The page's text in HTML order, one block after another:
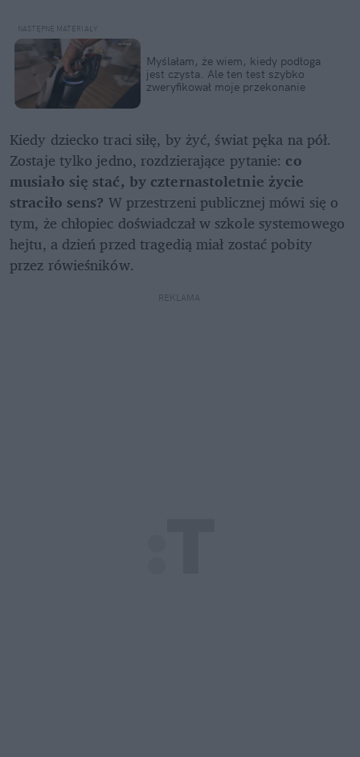
Myślałam, że wiem, kiedy podłoga
jest czysta. Ale ten test szybko
zweryfikował moje przekonanie
Kiedy dziecko traci siłę, by żyć, świat pęka na pół.
Zostaje tylko jedno, rozdzierające pytanie: co
musiało się stać, by czternastoletnie życie
straciło sens? W przestrzeni publicznej mówi się o
tym, że chłopiec doświadczał w szkole systemowego
hejtu, a dzień przed tragedią miał zostać pobity
przez rówieśników.
REKLAMA